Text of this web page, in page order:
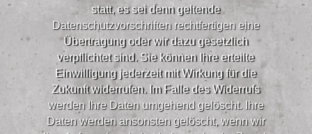
statt, es sei denn geltende
Datenschutzvorschriften rechtfertigen eine
Übertragung oder wir dazu gesetzlich
verpflichtet sind. Sie können Ihre erteilte
Einwilligung jederzeit mit Wirkung für die
Zukunft widerrufen. Im Falle des Widerrufs
werden Ihre Daten umgehend gelöscht. Ihre
Daten werden ansonsten gelöscht, wenn wir